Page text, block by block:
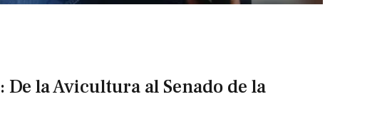
la Avicultura al Senado de la